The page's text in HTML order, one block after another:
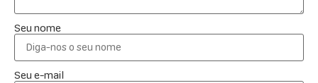
Seu nome
Seu e-mail